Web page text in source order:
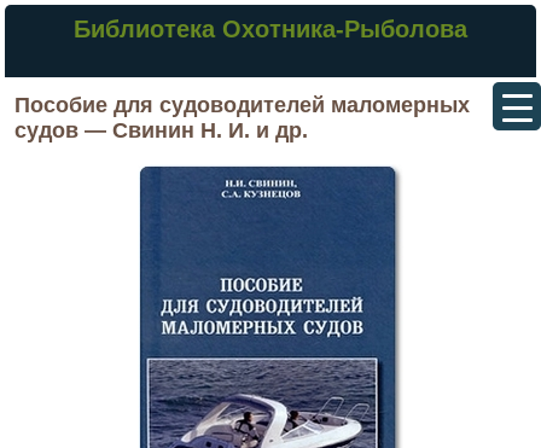
Библиотека Охотника-Рыболова
Пособие для судоводителей маломерных
судов — Свинин Н. И. и др.